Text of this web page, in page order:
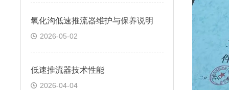
氧化沟低速推流器维护与保养说明
2026-05-02
低速推流器技术性能
2026-04-04